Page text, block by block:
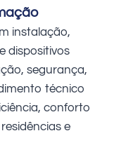
instalação,
dispositivos
segurança,
técnico
conforto
e